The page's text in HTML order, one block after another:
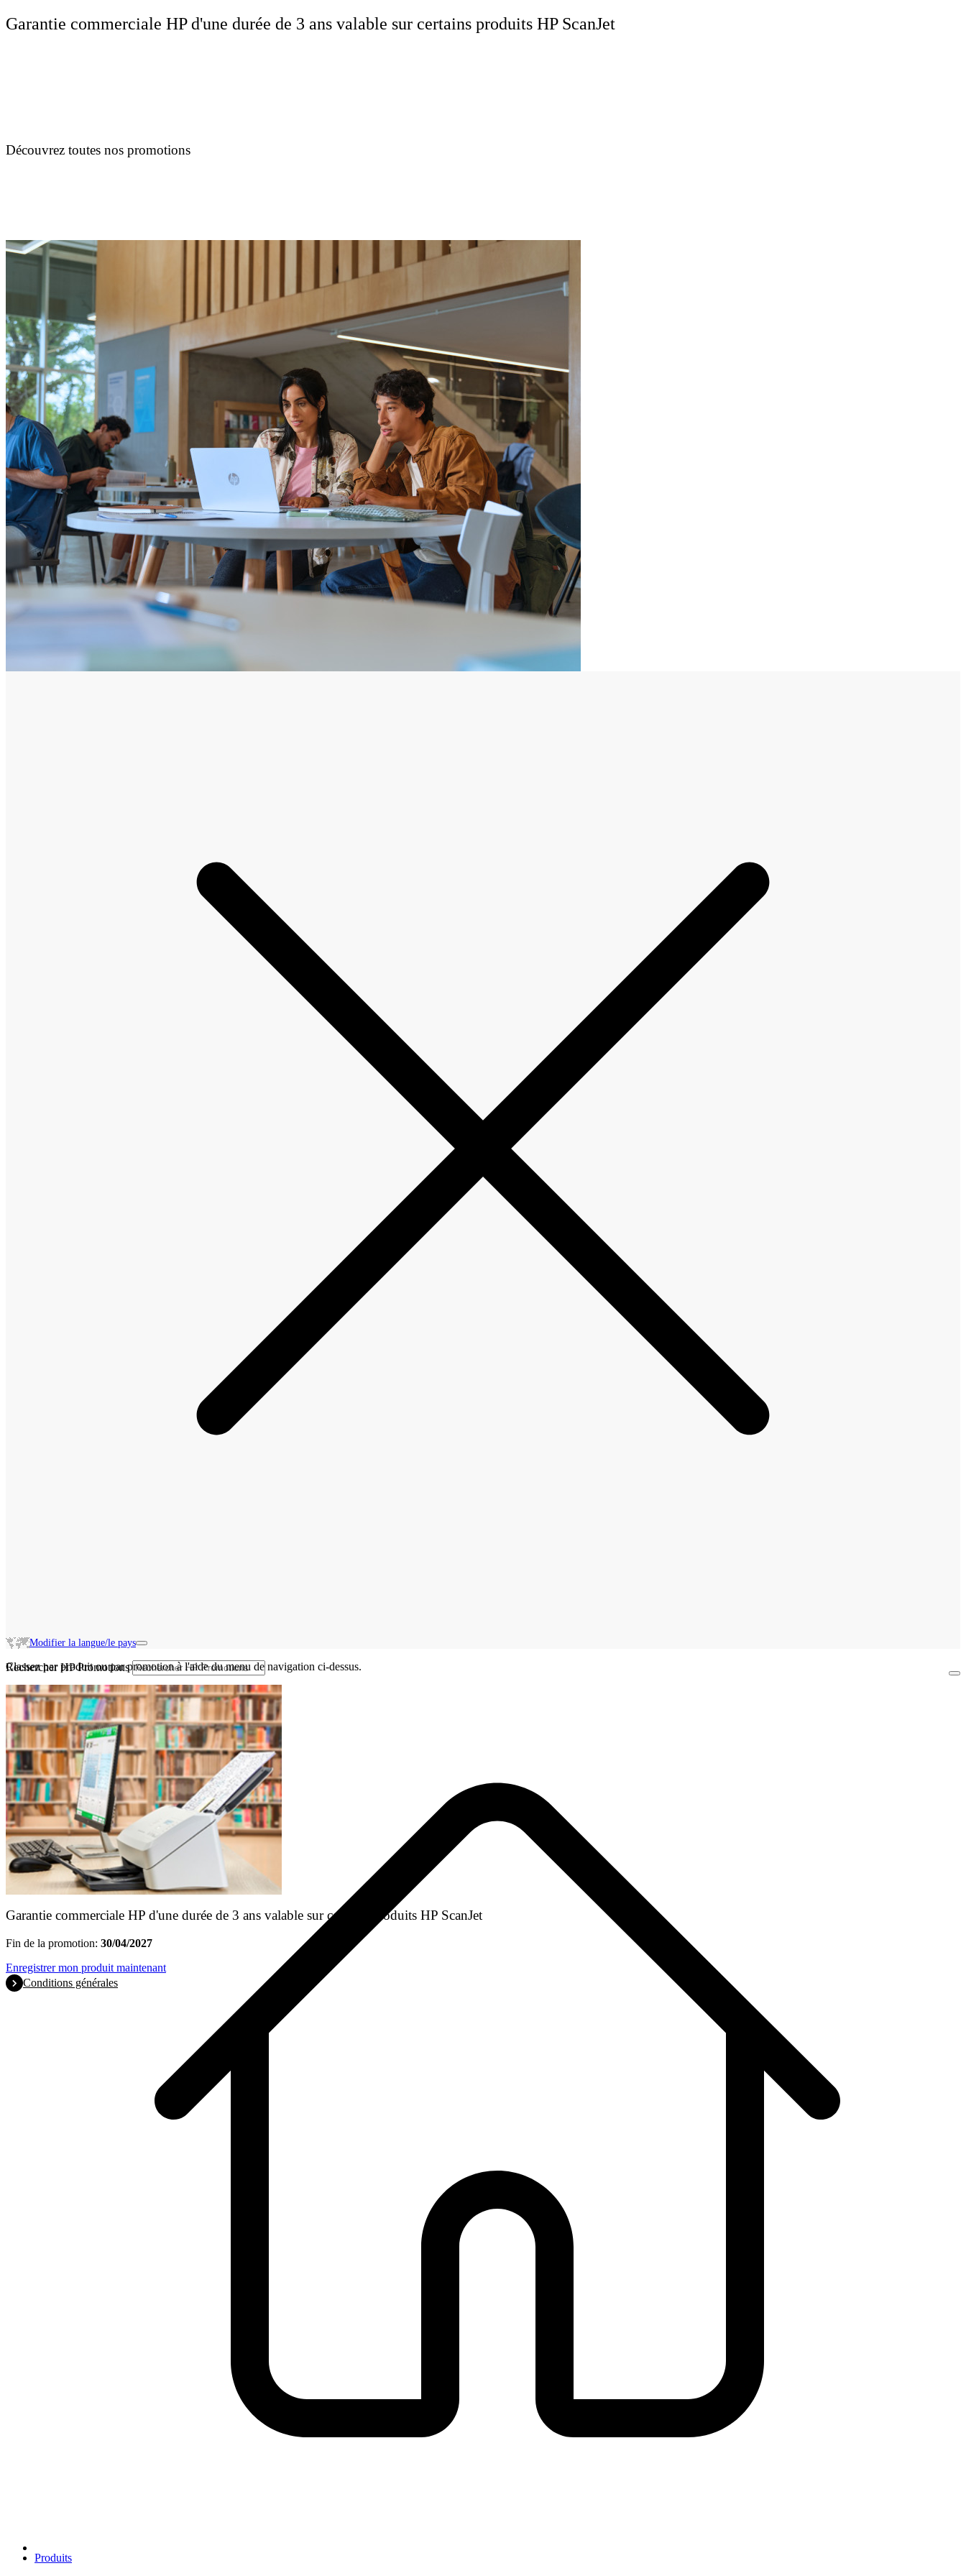
Garantie commerciale HP d'une durée de 3 ans valable sur certains produits HP ScanJet
Découvrez toutes nos promotions
Produits
Modifier la langue/le pays
Rechercher HP Promotions
Classez par produit ou par promotion à l'aide du menu de navigation ci-dessus.
Garantie commerciale HP d'une durée de 3 ans valable sur certains produits HP ScanJet
Fin de la promotion: 30/04/2027
Enregistrer mon produit maintenant
Conditions générales